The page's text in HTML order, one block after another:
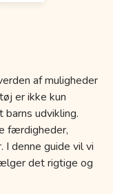
af muligheder
er ikke kun
udvikling.
færdigheder,
I denne guide vil vi
det rigtige og